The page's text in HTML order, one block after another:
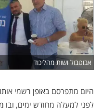
אבוטבול ושות מהליכוד
היום מתפרסם באופן רשמי
לפני למעלה מחודש ימים, ובו